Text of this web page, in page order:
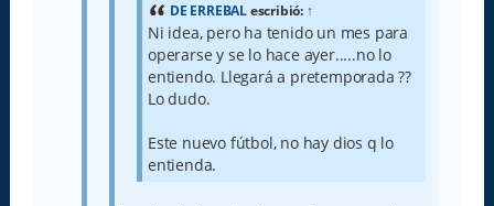
DE ERREBALescribió: ↑
Ni idea, pero ha tenido un mes para
operarse y se lo hace ayer.....no lo
entiendo. Llegará a pretemporada ??
Lo dudo.
Este nuevo fútbol, no hay dios q lo
entienda.